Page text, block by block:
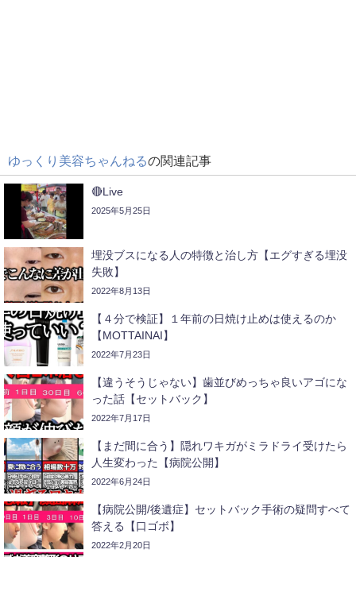
ゆっくり美容ちゃんねるの関連記事
🔴Live
2025年5月25日
埋没ブスになる人の特徴と治し方【エグすぎる埋没
失敗】
2022年8月13日
【４分で検証】１年前の日焼け止めは使えるのか
【MOTTAINAI】
2022年7月23日
【違うそうじゃない】歯並びめっちゃ良いアゴにな
った話【セットバック】
2022年7月17日
【まだ間に合う】隠れワキガがミラドライ受けたら
人生変わった【病院公開】
2022年6月24日
【病院公開/後遺症】セットバック手術の疑問すべて
答える【口ゴボ】
2022年2月20日